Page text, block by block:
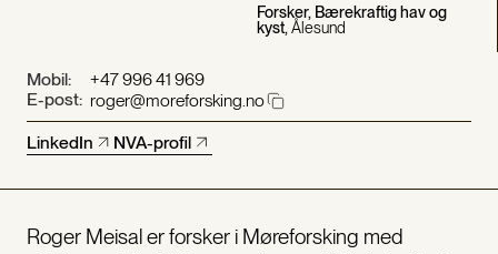
Forsker, Bærekraftig hav og
kyst,Ålesund
Mobil:
+47 996 41 969
E-post: roger@moreforsking.no
LinkedIn
NVA-profil
Roger Meisal er forsker i Møreforsking med